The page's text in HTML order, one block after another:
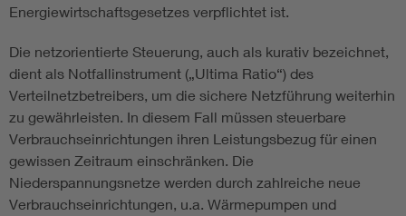
Energiewirtschaftsgesetzes verpflichtet ist.
Die netzorientierte Steuerung, auch als kurativ bezeichnet,
dient als Notfallinstrument („Ultima Ratio“) des
Verteilnetzbetreibers, um die sichere Netzführung weiterhin
zu gewährleisten. In diesem Fall müssen steuerbare
Verbrauchseinrichtungen ihren Leistungsbezug für einen
gewissen Zeitraum einschränken. Die
Niederspannungsnetze werden durch zahlreiche neue
Verbrauchseinrichtungen, u.a. Wärmepumpen und